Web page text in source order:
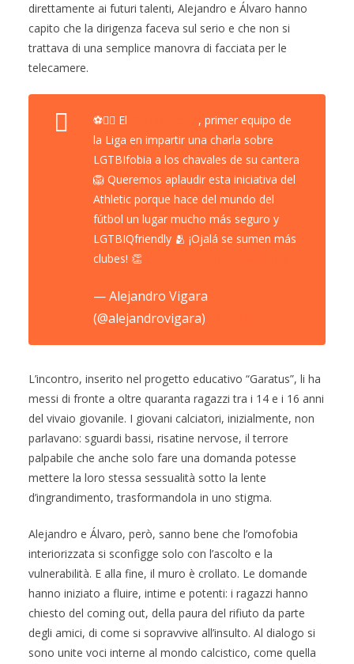
direttamente ai futuri talenti, Alejandro e Álvaro hanno
capito che la dirigenza faceva sul serio e che non si
trattava di una semplice manovra di facciata per le
telecamere.
⚽️🏳️‍🌈 El
, primer equipo de
la Liga en impartir una charla sobre
LGTBIfobia a los chavales de su cantera
🦁 Queremos aplaudir esta iniciativa del
Athletic porque hace del mundo del
fútbol un lugar mucho más seguro y
LGTBIQfriendly 🫂 ¡Ojalá se sumen más
clubes! 👏
— Alejandro Vigara
(@alejandrovigara)
L’incontro, inserito nel progetto educativo “Garatus”, li ha
messi di fronte a oltre quaranta ragazzi tra i 14 e i 16 anni
del vivaio giovanile. I giovani calciatori, inizialmente, non
parlavano: sguardi bassi, risatine nervose, il terrore
palpabile che anche solo fare una domanda potesse
mettere la loro stessa sessualità sotto la lente
d’ingrandimento, trasformandola in uno stigma.
Alejandro e Álvaro, però, sanno bene che l’omofobia
interiorizzata si sconfigge solo con l’ascolto e la
vulnerabilità. E alla fine, il muro è crollato. Le domande
hanno iniziato a fluire, intime e potenti: i ragazzi hanno
chiesto del coming out, della paura del rifiuto da parte
degli amici, di come si sopravvive all’insulto. Al dialogo si
sono unite voci interne al mondo calcistico, come quella